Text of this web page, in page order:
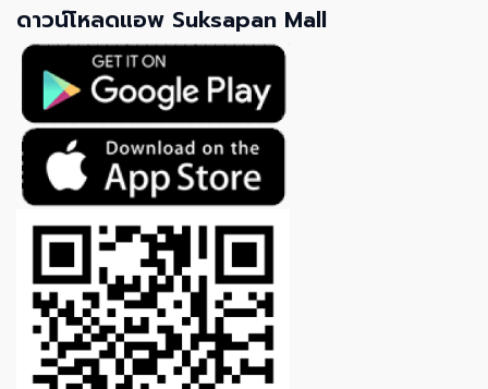
ดาวน์โหลดแอพ Suksapan Mall